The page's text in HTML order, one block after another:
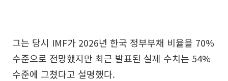
그는 당시 IMF가 2026년 한국 정부부채 비율을 70%
수준으로 전망했지만 최근 발표된 실제 수치는 54%
수준에 그쳤다고 설명했다.